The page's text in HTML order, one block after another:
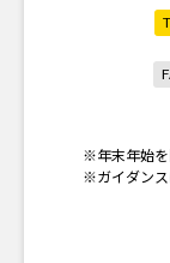
※年末年始
※ガイダンス